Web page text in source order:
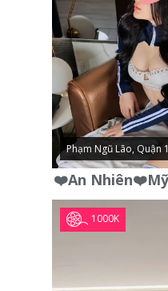
Phạm Ngũ Lão, Quận 1
1000K